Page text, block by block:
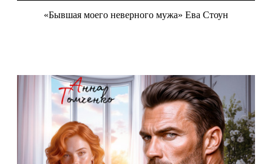
«Бывшая моего неверного мужа» Ева Стоун